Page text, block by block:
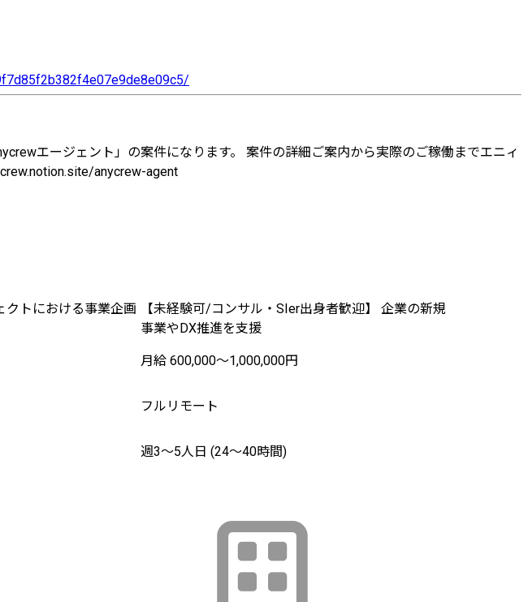
エージェント」の案件になります。 案件の詳細ご案内から実際のご稼働までエニィ
anycrew-agent
クトにおける事業企画
【未経験可/コンサル・SIer出身者歓迎】 企業の新規
事業やDX推進を支援
月給 600,000〜1,000,000円
フルリモート
週3〜5人日 (24〜40時間)